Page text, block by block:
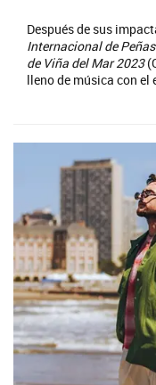
Después de sus
Internacional de
de Viña del Mar 2023
lleno de música con el